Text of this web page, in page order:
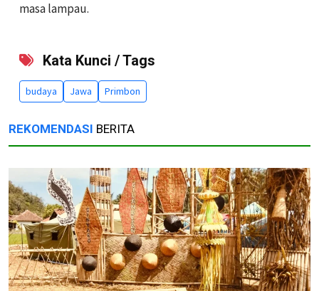
masa lampau.
Kata Kunci / Tags
budaya Jawa Primbon
REKOMENDASI BERITA